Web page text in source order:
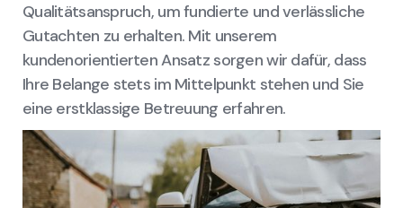
Qualitätsanspruch, um fundierte und verlässliche
Gutachten zu erhalten. Mit unserem
kundenorientierten Ansatz sorgen wir dafür, dass
Ihre Belange stets im Mittelpunkt stehen und Sie
eine erstklassige Betreuung erfahren.